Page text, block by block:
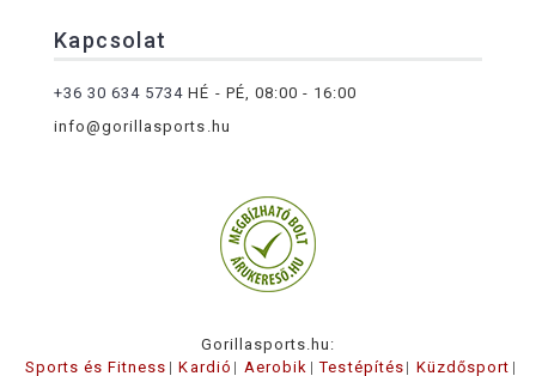
Kapcsolat
+36 30 634 5734 HÉ - PÉ, 08:00 - 16:00
info@gorillasports.hu
Gorillasports.hu:
Sports és Fitness
Kardió Aerobik Testépítés Küzdősport